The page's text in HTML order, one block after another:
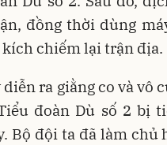
đồng thời dùng
chiếm lại trận địa.
ra giằng co và vô
đoàn Dù số 2 bị
Bộ đội ta đã làm chủ